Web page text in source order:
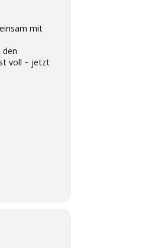
mit
den
voll – jetzt